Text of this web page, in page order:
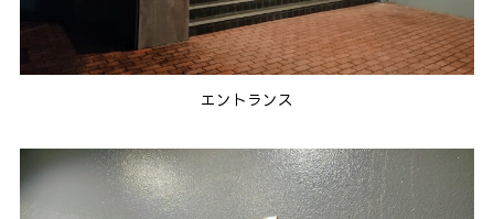
エントランス